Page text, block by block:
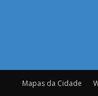
Mapas da Cidade